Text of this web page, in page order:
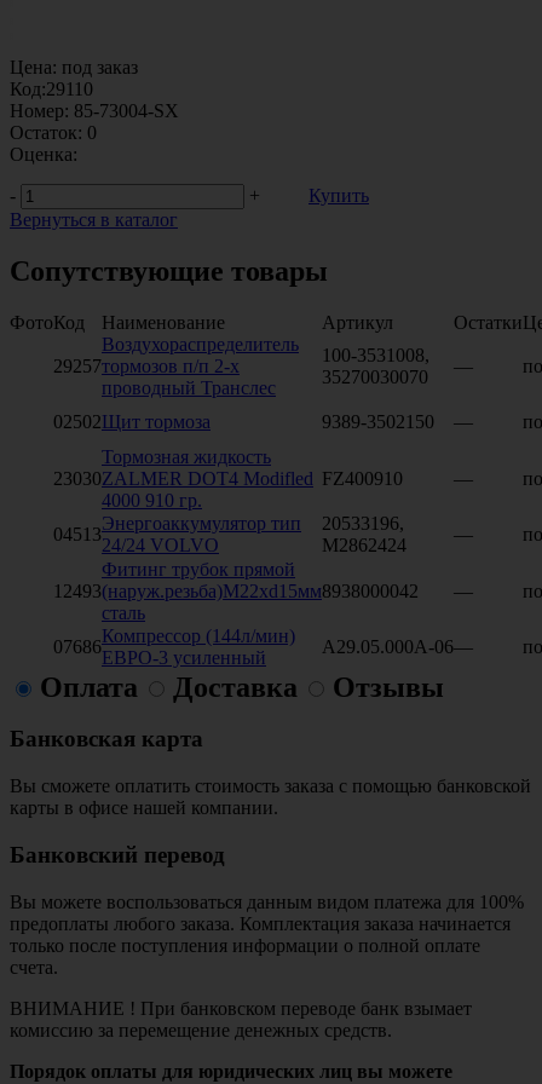
Цена: под заказ
Код:29110
Номер: 85-73004-SX
Остаток: 0
Оценка:
-
+
Купить
Вернуться в каталог
Сопутствующие товары
ФотоКод Наименование Артикул Остатки
29257
Воздухораспределитель
тормозов п/п 2-х
проводный Транслес
100-3531008,
35270030070
—
02502Щит тормоза 9389-3502150 —
23030
Тормозная жидкость
ZALMER DOT4 Modifled
4000 910 гр.
FZ400910 —
04513
Энергоаккумулятор тип
24/24 VOLVO
20533196,
M2862424
—
12493
Фитинг трубок прямой
(наруж.резьба)M22хd15мм
сталь
8938000042 —
07686
Компрессор (144л/мин)
ЕВРО-3 усиленный
А29.05.000А-06—
Оплата Доставка Отзывы
Банковская карта
Вы сможете оплатить стоимость заказа с помощью банковской
карты в офисе нашей компании.
Банковский перевод
Вы можете воспользоваться данным видом платежа для 100%
предоплаты любого заказа. Комплектация заказа начинается
только после поступления информации о полной оплате
счета.
ВНИМАНИЕ ! При банковском переводе банк взымает
комиссию за перемещение денежных средств.
Порядок оплаты для юридических лиц вы можете